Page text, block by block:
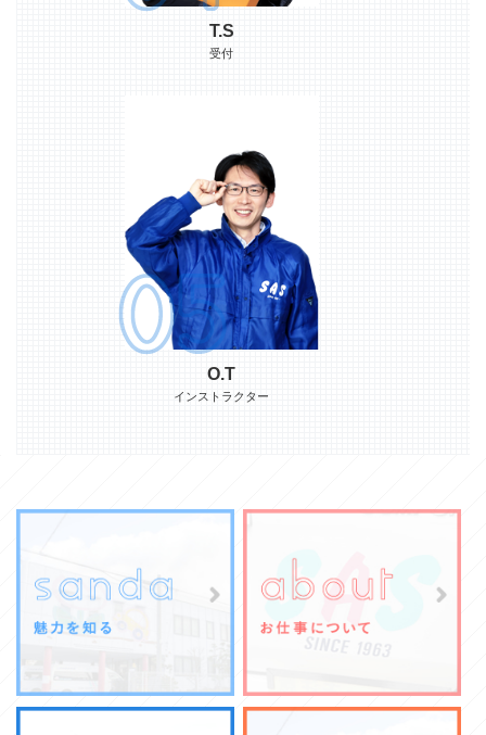
T.S
受付
O.T
インストラクター